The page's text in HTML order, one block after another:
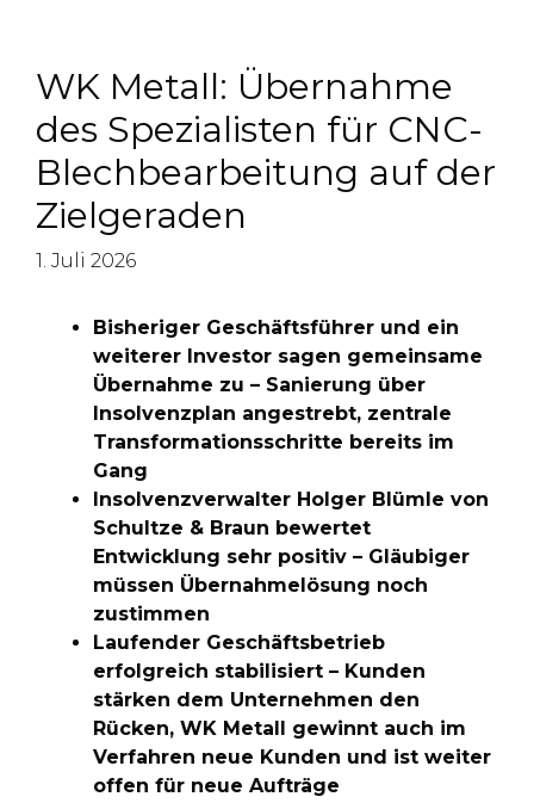
WK Metall: Übernahme
des Spezialisten für CNC-
Blechbearbeitung auf der
Zielgeraden
1. Juli 2026
Bisheriger Geschäftsführer und ein
weiterer Investor sagen gemeinsame
Übernahme zu – Sanierung über
Insolvenzplan angestrebt, zentrale
Transformationsschritte bereits im
Gang
Insolvenzverwalter Holger Blümle von
Schultze & Braun bewertet
Entwicklung sehr positiv – Gläubiger
müssen Übernahmelösung noch
zustimmen
Laufender Geschäftsbetrieb
erfolgreich stabilisiert – Kunden
stärken dem Unternehmen den
Rücken, WK Metall gewinnt auch im
Verfahren neue Kunden und ist weiter
offen für neue Aufträge